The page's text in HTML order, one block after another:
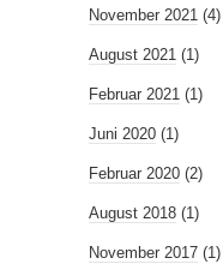
November 2021 (4)
August 2021 (1)
Februar 2021 (1)
Juni 2020 (1)
Februar 2020 (2)
August 2018 (1)
November 2017 (1)